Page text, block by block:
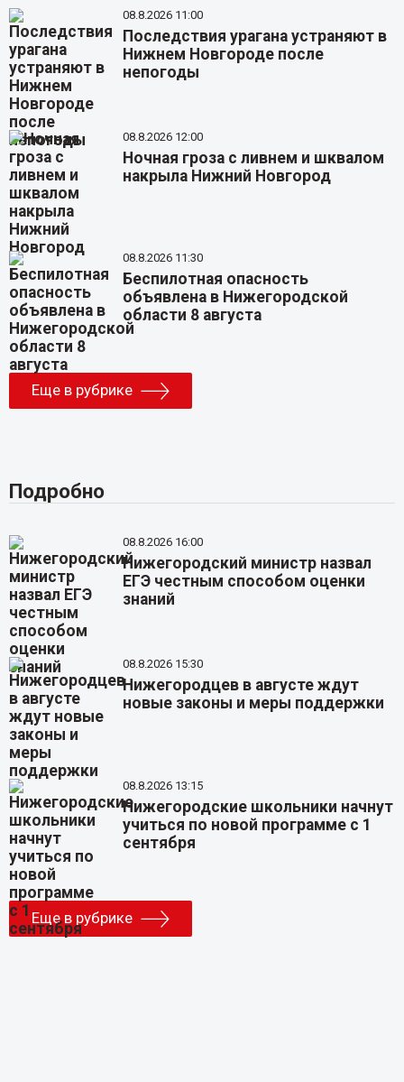
08.8.2026 11:00
Последствия урагана устраняют в
Нижнем Новгороде после
непогоды
08.8.2026 12:00
Ночная гроза с ливнем и шквалом
накрыла Нижний Новгород
08.8.2026 11:30
Беспилотная опасность
объявлена в Нижегородской
области 8 августа
Еще в рубрике
Подробно
08.8.2026 16:00
Нижегородский министр назвал
ЕГЭ честным способом оценки
знаний
08.8.2026 15:30
Нижегородцев в августе ждут
новые законы и меры поддержки
08.8.2026 13:15
Нижегородские школьники начнут
учиться по новой программе с 1
сентября
Еще в рубрике